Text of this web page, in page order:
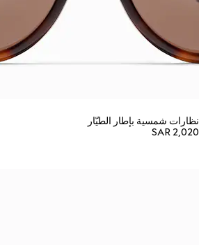
نظارات شمسية بإطار الطيّار
SAR 2,020